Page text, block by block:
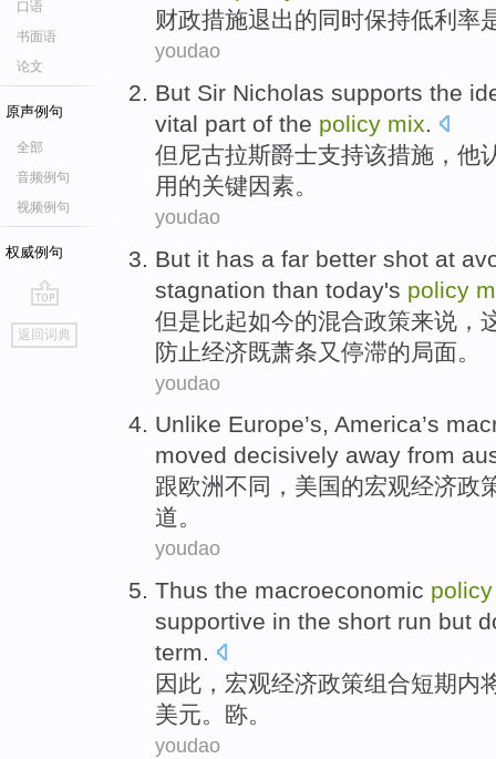
口语
书面语
论文
原声例句
全部
音频例句
视频例句
权威例句
go
top
返回词典
财政措施退出的同时保持低利率
youdao
But Sir Nicholas supports the
vital part of the policy mix.
但 尼古拉斯爵士支持该措施，他
用的关键因素。
youdao
But it has a far better shot at
stagnation than today's policy
但是比起如今的混合政策来说，
防止经济既萧条又 停滞的局面。
youdao
Unlike Europe’s, America’s
moved decisively away from
跟欧洲不同， 美国的宏观经济政
道。
youdao
Thus the macroeconomic policy
supportive in the short run but
term.
因此 ， 宏观经济政策组合短期内
美元。 䑐。
youdao